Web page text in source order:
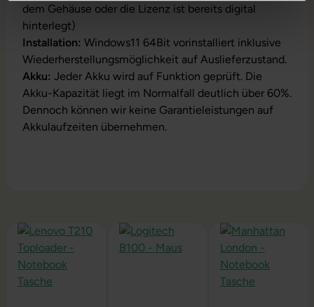
dem Gehäuse oder die Lizenz ist bereits digital
hinterlegt)
Installation: Windows11 64Bit vorinstalliert inklusive
Wiederherstellungsmöglichkeit auf Auslieferzustand.
Akku: Jeder Akku wird auf Funktion geprüft. Die
Akku-Kapazität liegt im Normalfall deutlich über 60%.
Dennoch können wir keine Garantieleistungen auf
Akkulaufzeiten übernehmen.
Produktgalerie überspringen